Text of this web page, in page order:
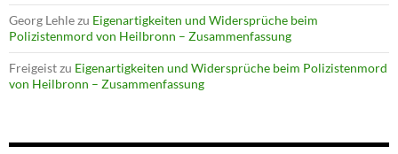
Georg Lehlezu Eigenartigkeiten und Widersprüche beim
Polizistenmord von Heilbronn – Zusammenfassung
Freigeistzu Eigenartigkeiten und Widersprüche beim Polizistenmord
von Heilbronn – Zusammenfassung